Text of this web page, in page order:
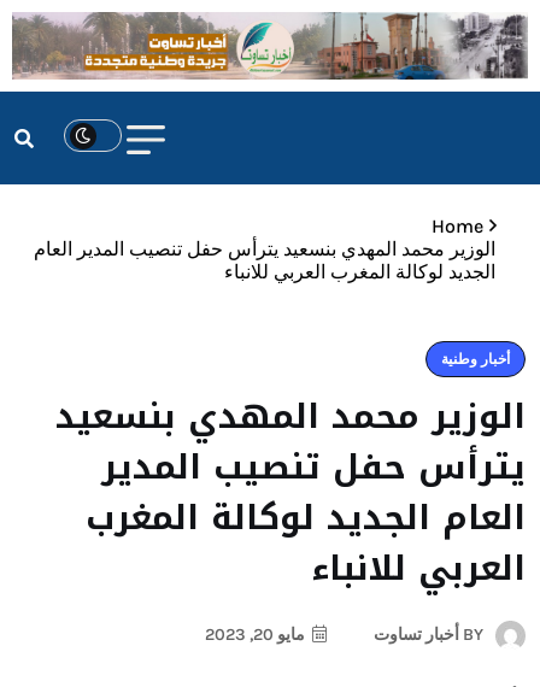
Home
الوزير محمد المهدي بنسعيد يترأس حفل تنصيب المدير العام
الجديد لوكالة المغرب العربي للانباء
أخبار وطنية
الوزير محمد المهدي بنسعيد
يترأس حفل تنصيب المدير
العام الجديد لوكالة المغرب
العربي للانباء
BY أخبار تساوت مايو 20, 2023